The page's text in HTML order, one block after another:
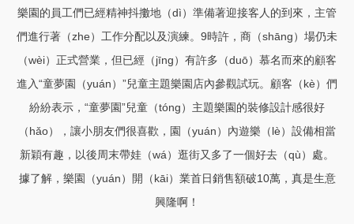
樂園的員工們已經精神抖擻地（dì）準備著迎接客人的到來，主管
們進行著（zhe）工作分配以及演練。9時許，商（shāng）場仍未
（wèi）正式營業，但已經（jīng）有許多（duō）慕名而來的顧客
進入“童夢園（yuán）”兒童主題樂園店內參觀試玩。顧客（kè）們
紛紛表示，“童夢園”兒童（tóng）主題樂園的裝修設計感很好
（hǎo），讓小朋友們很喜歡，園（yuán）內遊樂（lè）設備相當
新穎有趣，以後周末帶娃（wá）逛街又多了一個好去（qù）處。
據了解，樂園（yuán）開（kāi）業首日銷售額破10萬，真是生意
興隆啊！